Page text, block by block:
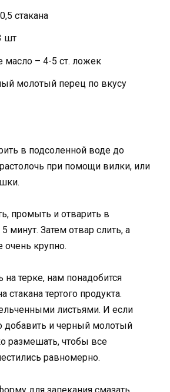
стакана
шт
масло – 4-5 ст. ложек
молотый перец по вкусу
в подсоленной воде до
при помощи вилки, или
промыть и отварить в
минут. Затем отвар слить, а
очень крупно.
на терке, нам понадобится
тертого продукта.
листьями. И если
добавить и черный молотый
размешать, чтобы все
равномерно.
для запекания смазать